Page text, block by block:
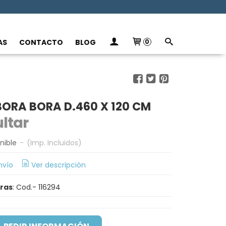
CONTACTO BLOG 0
BORA D.460 X 120 CM
- (Imp. Incluidos)
Ver descripción
: Cod.- 116294